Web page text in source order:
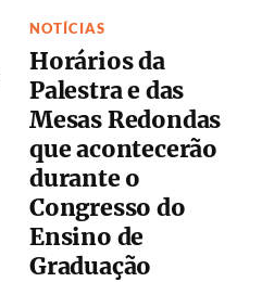
NOTÍCIAS
Horários da
Palestra e das
Mesas Redondas
que acontecerão
durante o
Congresso do
Ensino de
Graduação